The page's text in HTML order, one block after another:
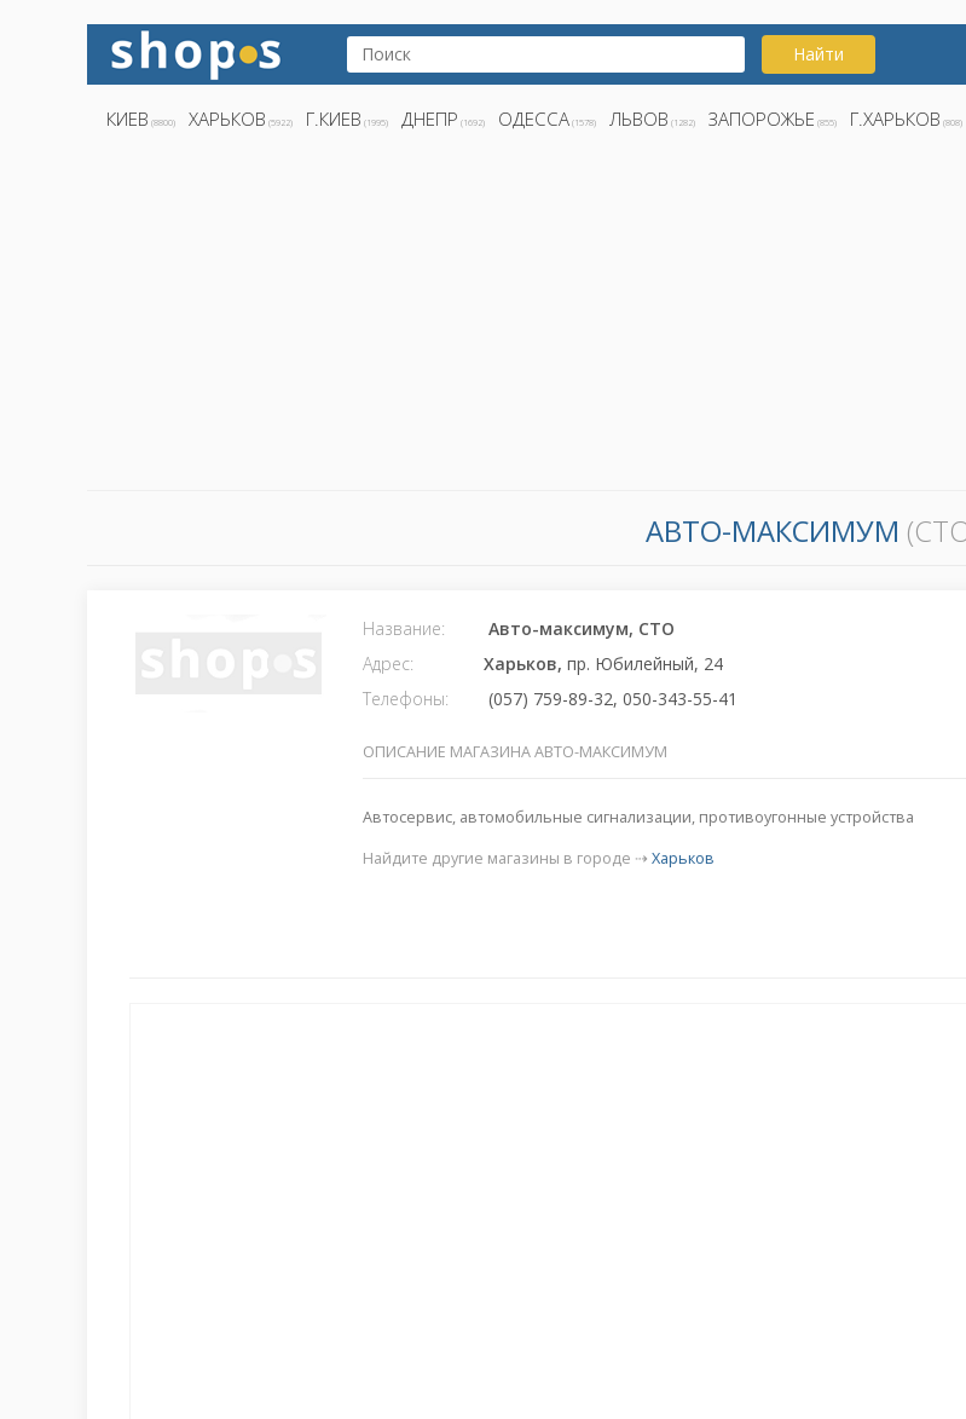
Найти
КИЕВ (8800) ХАРЬКОВ (5922) Г.КИЕВ (1995) ДНЕПР (1692) ОДЕССА (1578) ЛЬВОВ (1282) ЗАПОРОЖЬЕ (855) Г.ХАРЬКОВ (808)
АВТО-МАКСИМУМ
Название:
Авто-максимум, СТО
Адрес:
Харьков,пр. Юбилейный, 24
Телефоны:
(057) 759-89-32, 050-343-55-41
ОПИСАНИЕ МАГАЗИНА АВТО-МАКСИМУМ
Автосервис, автомобильные сигнализации, противоугонные устройства
Найдите другие магазины в городе ⇢Харьков